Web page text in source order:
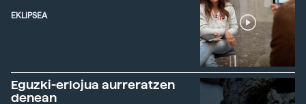
EKLIPSEA
Eguzki-erlojua aurreratzen
denean